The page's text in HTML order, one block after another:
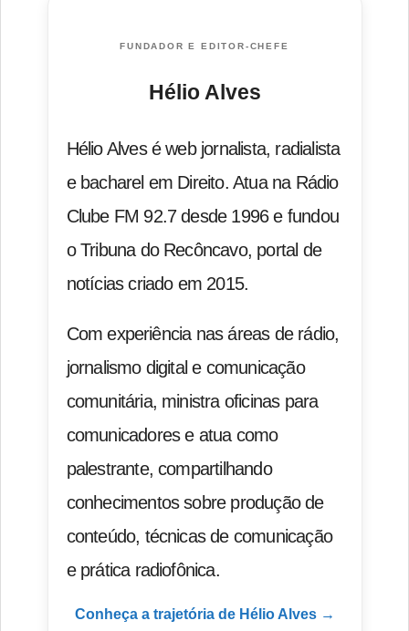
FUNDADOR E EDITOR-CHEFE
Hélio Alves
Hélio Alves é web jornalista, radialista
e bacharel em Direito. Atua na Rádio
Clube FM 92.7 desde 1996 e fundou
o Tribuna do Recôncavo, portal de
notícias criado em 2015.
Com experiência nas áreas de rádio,
jornalismo digital e comunicação
comunitária, ministra oficinas para
comunicadores e atua como
palestrante, compartilhando
conhecimentos sobre produção de
conteúdo, técnicas de comunicação
e prática radiofônica.
Conheça a trajetória de Hélio Alves →